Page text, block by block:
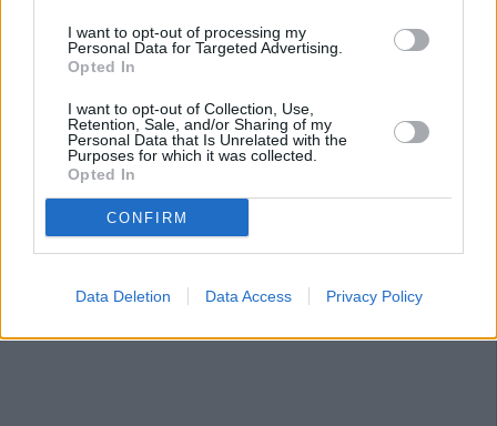
I want to opt-out of processing my
Personal Data for Targeted Advertising.
Opted In
I want to opt-out of Collection, Use,
Retention, Sale, and/or Sharing of my
Personal Data that Is Unrelated with the
Purposes for which it was collected.
Opted In
CONFIRM
Data Deletion Data Access Privacy Policy